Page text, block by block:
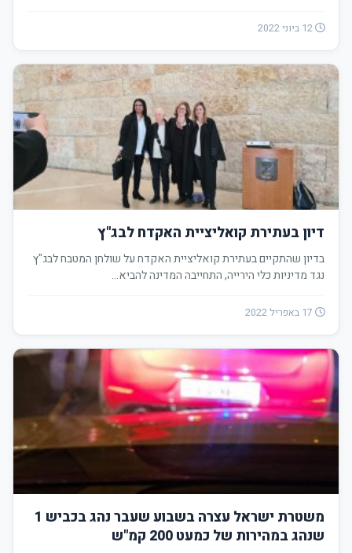
12 ביוני 2022
דיון בעתירת קואליציית האקדח לבג"ץ
בדיון שהתקיים בעתירת קואליציית האקדח על שולחן המטבח לבג"ץ
נגד מדיניות כלי הירייה, התחייבה המדינה להביא…
17 באפריל 2022
משטרת ישראל עצרה בשבוע שעבר נהג בכביש 1
שנהג במהירות של כמעט 200 קמ"ש